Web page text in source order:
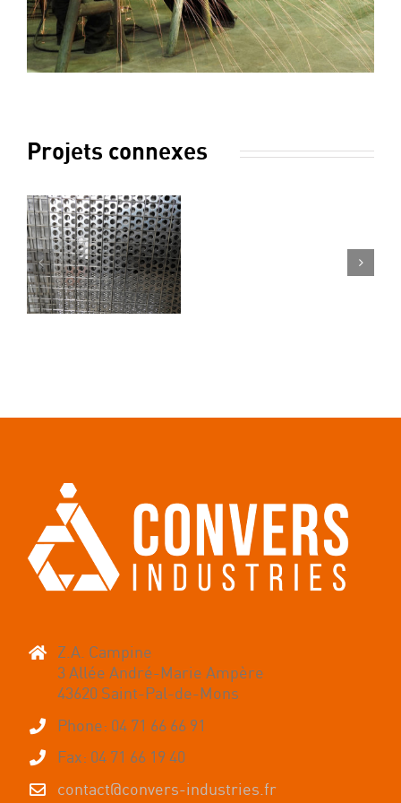
Projets connexes
METALLERIE
CHAUDRONNERIE
Z.A. Campine
3 Allée André-Marie Ampère
43620 Saint-Pal-de-Mons
Phone: 04 71 66 66 91
Fax: 04 71 66 19 40
contact@convers-industries.fr